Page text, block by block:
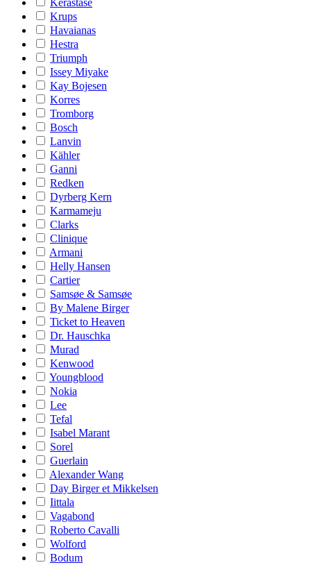
Kerastase
Krups
Havaianas
Hestra
Triumph
Issey Miyake
Kay Bojesen
Korres
Tromborg
Bosch
Lanvin
Kähler
Ganni
Redken
Dyrberg Kern
Karmameju
Clarks
Clinique
Armani
Helly Hansen
Cartier
Samsøe & Samsøe
By Malene Birger
Ticket to Heaven
Dr. Hauschka
Murad
Kenwood
Youngblood
Nokia
Lee
Tefal
Isabel Marant
Sorel
Guerlain
Alexander Wang
Day Birger et Mikkelsen
Iittala
Vagabond
Roberto Cavalli
Wolford
Bodum